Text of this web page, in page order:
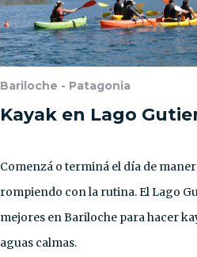
Bariloche - Patagonia
Kayak en Lago
Comenzá o terminá el día de
rompiendo con la rutina. El Lago
mejores en Bariloche para hacer
aguas calmas.